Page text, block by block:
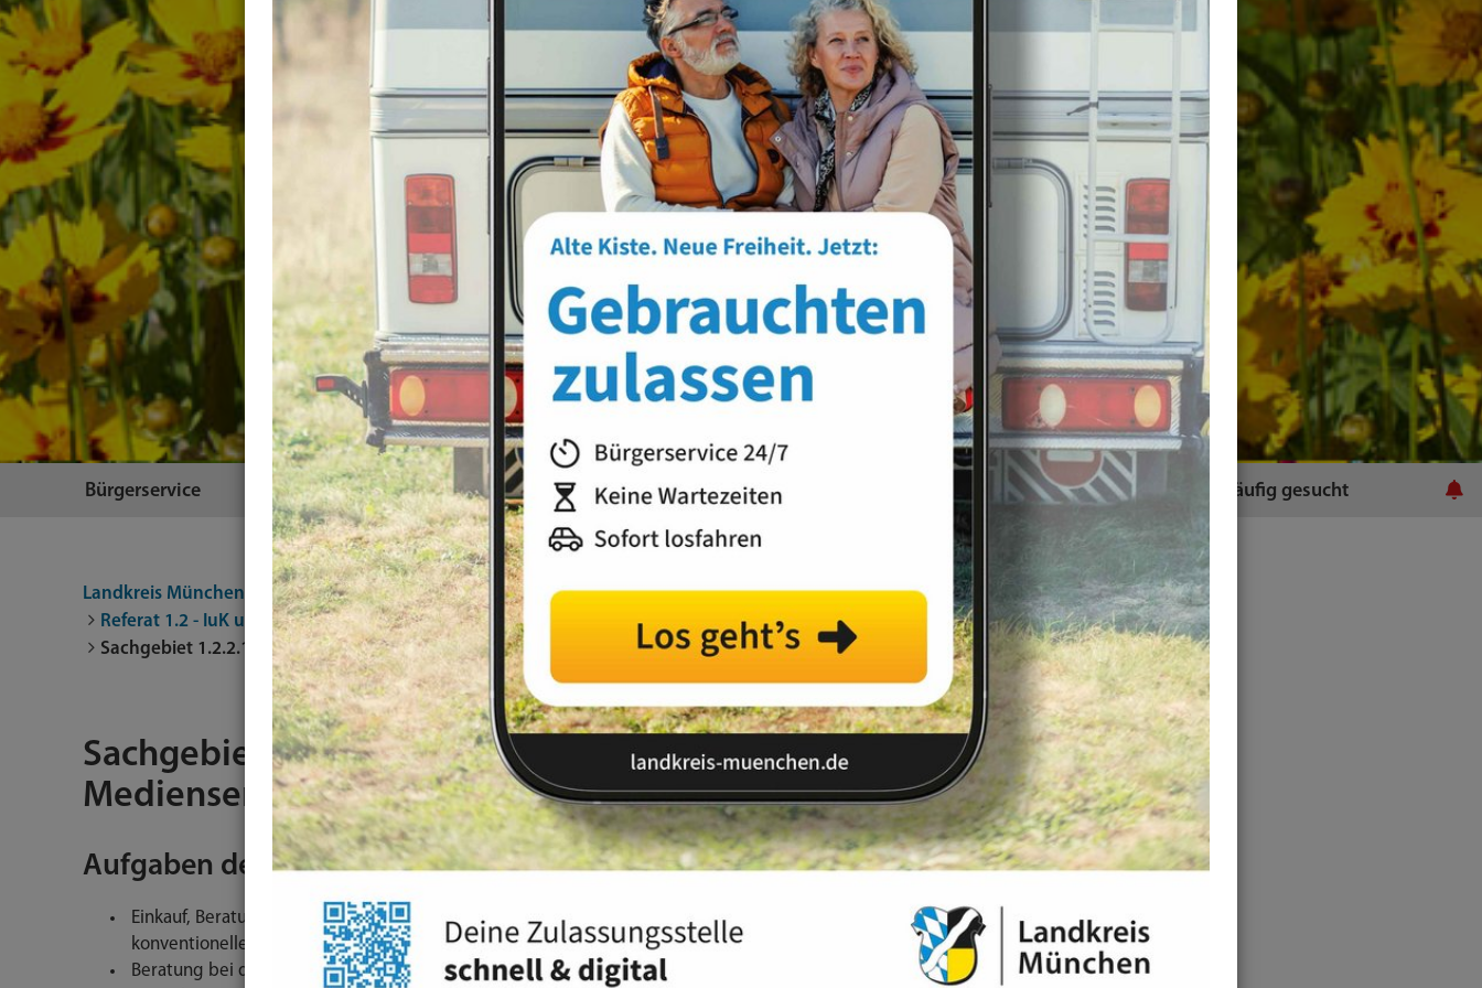
Bürgerservice Themen Landkreis Landratsamt Häufig gesucht
Landkreis München Landratsamt Aufgaben und Organisation
Geschäftsbereich 1 - Zentrale Angelegenheiten, Immobilien und Schulen
Referat 1.2 - IuK und Serviceeinrichtungen
Fachbereich 1.2.2 - Schulische IT und Serviceeinrichtungen
Sachgebiet 1.2.2.1 - Schulische IT und Medienservices
Sachgebiet 1.2.2.1 - Schulische IT und
Medienservices
Aufgaben der Organisationseinheit
Einkauf, Beratung, Verleih, Schadensregulierung und Einweisung in die Handhabung von
konventionellen und digitalen Medien
Beratung bei der Beschaffung, der Ausrüstung und der Durchführung von Aufnahmemöglichkeiten im